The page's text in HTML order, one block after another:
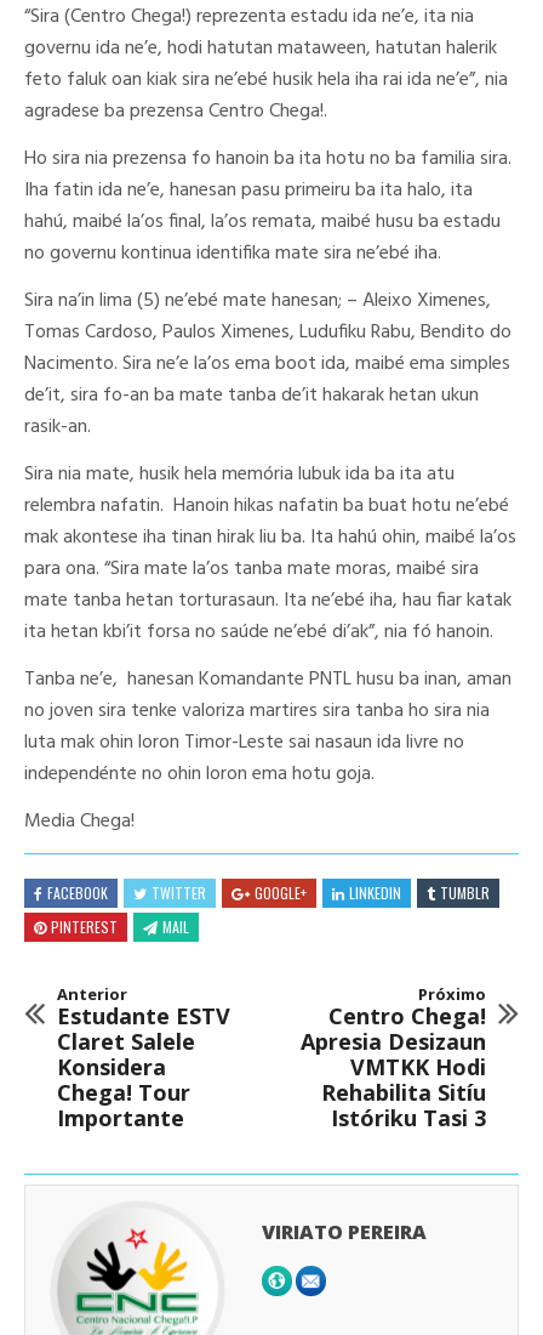
“Sira (Centro Chega!) reprezenta estadu ida ne’e, ita nia
governu ida ne’e, hodi hatutan mataween, hatutan halerik
feto faluk oan kiak sira ne’ebé husik hela iha rai ida ne’e”, nia
agradese ba prezensa Centro Chega!.
Ho sira nia prezensa fo hanoin ba ita hotu no ba familia sira.
Iha fatin ida ne’e, hanesan pasu primeiru ba ita halo, ita
hahú, maibé la’os final, la’os remata, maibé husu ba estadu
no governu kontinua identifika mate sira ne’ebé iha.
Sira na’in lima (5) ne’ebé mate hanesan; – Aleixo Ximenes,
Tomas Cardoso, Paulos Ximenes, Ludufiku Rabu, Bendito do
Nacimento. Sira ne’e la’os ema boot ida, maibé ema simples
de’it, sira fo-an ba mate tanba de’it hakarak hetan ukun
rasik-an.
Sira nia mate, husik hela memória lubuk ida ba ita atu
relembra nafatin. Hanoin hikas nafatin ba buat hotu ne’ebé
mak akontese iha tinan hirak liu ba. Ita hahú ohin, maibé la’os
para ona. “Sira mate la’os tanba mate moras, maibé sira
mate tanba hetan torturasaun. Ita ne’ebé iha, hau fiar katak
ita hetan kbi’it forsa no saúde ne’ebé di’ak”, nia fó hanoin.
Tanba ne’e, hanesan Komandante PNTL husu ba inan, aman
no joven sira tenke valoriza martires sira tanba ho sira nia
luta mak ohin loron Timor-Leste sai nasaun ida livre no
independénte no ohin loron ema hotu goja.
Media Chega!
FACEBOOK TWITTER GOOGLE+ LINKEDIN
TUMBLR
PINTEREST
MAIL
Anterior
Estudante ESTV
Claret Salele
Konsidera
Chega! Tour
Importante
Próximo
Centro Chega!
Apresia Desizaun
VMTKK Hodi
Rehabilita Sitíu
Istóriku Tasi 3
VIRIATO PEREIRA